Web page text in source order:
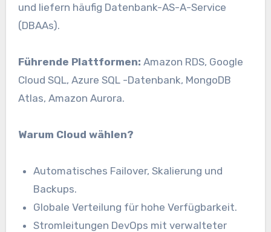
und liefern häufig Datenbank-AS-A-Service
(DBAAs).
Führende Plattformen: Amazon RDS, Google
Cloud SQL, Azure SQL -Datenbank, MongoDB
Atlas, Amazon Aurora.
Warum Cloud wählen?
Automatisches Failover, Skalierung und
Backups.
Globale Verteilung für hohe Verfügbarkeit.
Stromleitungen DevOps mit verwalteter